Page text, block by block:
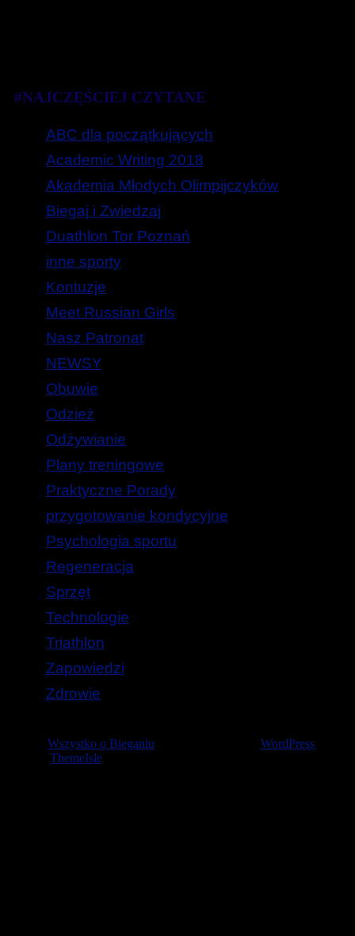
#NAJCZĘŚCIEJ CZYTANE
ABC dla początkujących
Academic Writing 2018
Akademia Młodych Olimpijczyków
Biegaj i Zwiedzaj
Duathlon Tor Poznań
inne sporty
Kontuzje
Meet Russian Girls
Nasz Patronat
NEWSY
Obuwie
Odzież
Odżywianie
Plany treningowe
Praktyczne Porady
przygotowanie kondycyjne
Psychologia sportu
Regeneracja
Sprzęt
Technologie
Triathlon
Zapowiedzi
Zdrowie
Wszystko o Bieganiu
WordPress
ThemeIsle